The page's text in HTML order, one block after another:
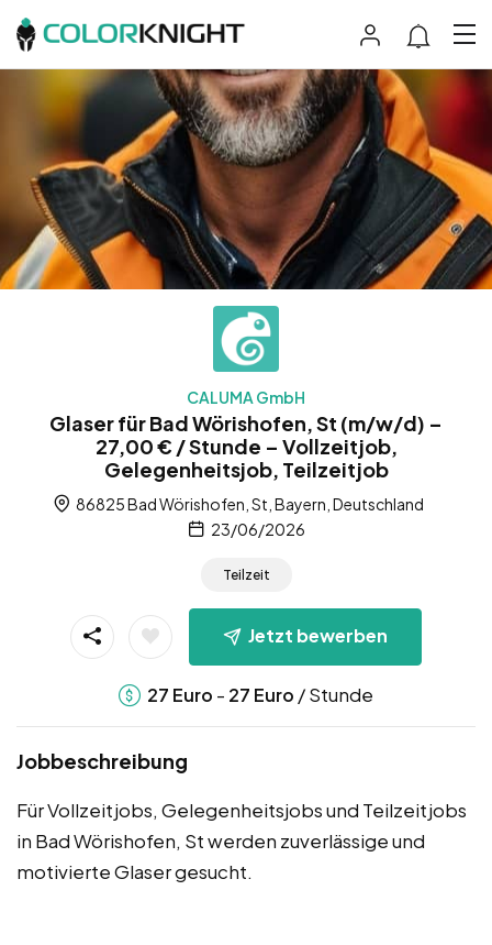
CALUMA GmbH
Glaser für Bad Wörishofen, St (m/w/d) –
27,00 € / Stunde – Vollzeitjob,
Gelegenheitsjob, Teilzeitjob
86825 Bad Wörishofen, St, Bayern, Deutschland
23/06/2026
Teilzeit
Jetzt bewerben
27 Euro - 27 Euro / Stunde
Jobbeschreibung
Für Vollzeitjobs, Gelegenheitsjobs und Teilzeitjobs
in Bad Wörishofen, St werden zuverlässige und
motivierte Glaser gesucht.